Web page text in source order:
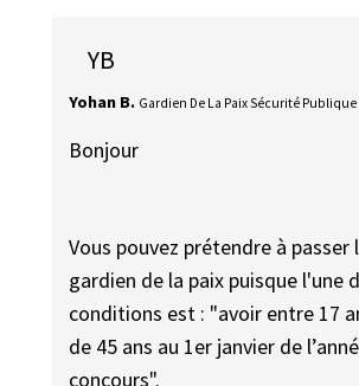
YB
Yohan B. Gardien De La Paix Sécurité Publique
Bonjour
Vous pouvez prétendre à passer
gardien de la paix puisque l'une
conditions est : "avoir entre 17
de 45 ans au 1er janvier de
concours".